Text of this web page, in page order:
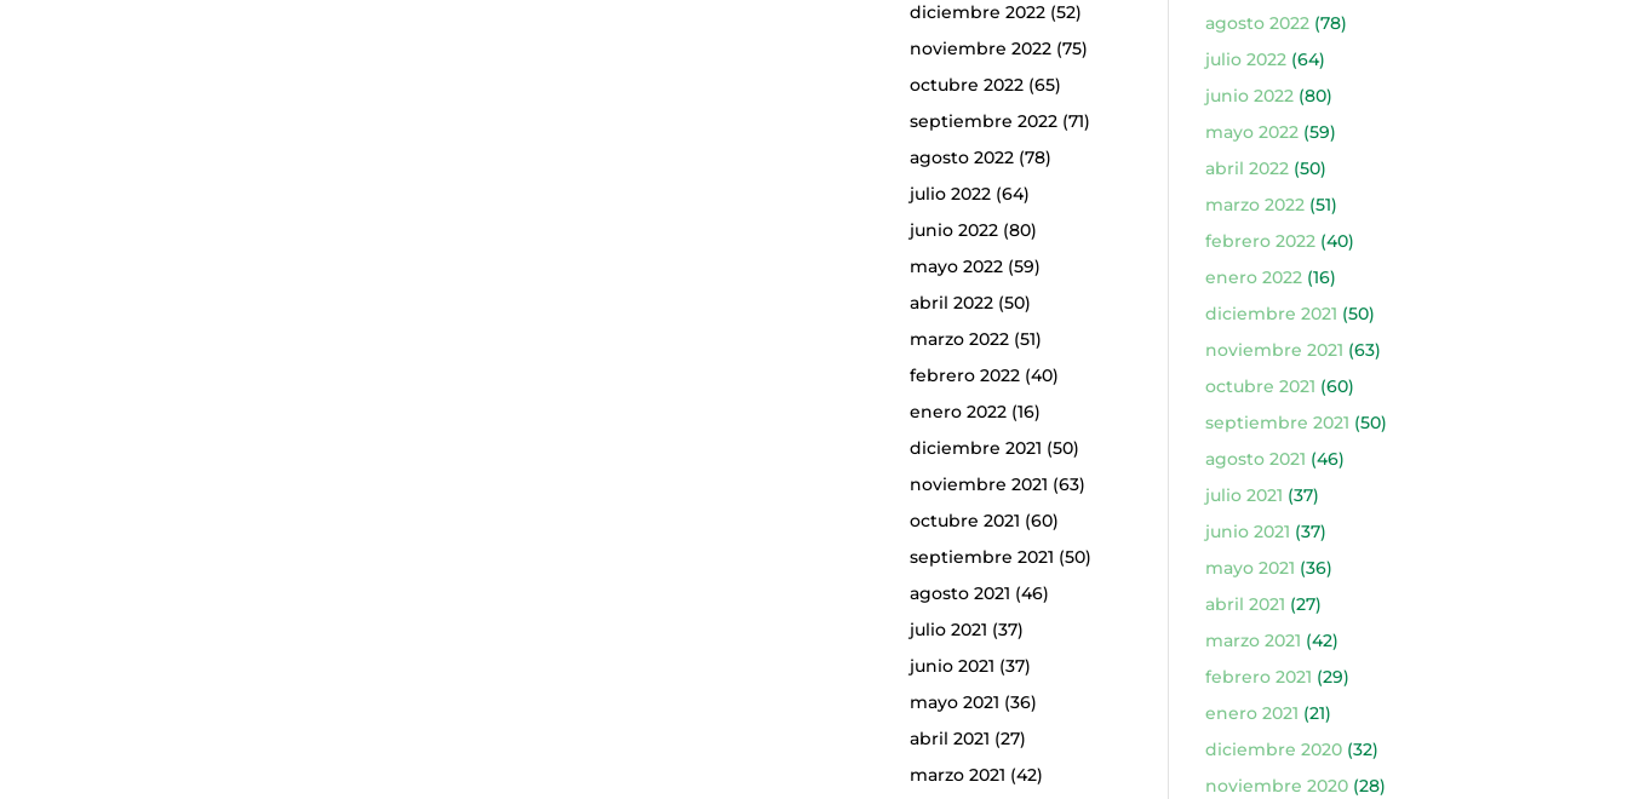
diciembre 2022 (52)
noviembre 2022 (75)
octubre 2022 (65)
septiembre 2022 (71)
agosto 2022 (78)
julio 2022 (64)
junio 2022 (80)
mayo 2022 (59)
abril 2022 (50)
marzo 2022 (51)
febrero 2022 (40)
enero 2022 (16)
diciembre 2021 (50)
noviembre 2021 (63)
octubre 2021 (60)
septiembre 2021 (50)
agosto 2021 (46)
julio 2021 (37)
junio 2021 (37)
mayo 2021 (36)
abril 2021 (27)
marzo 2021 (42)
agosto 2022(78)
julio 2022(64)
junio 2022(80)
mayo 2022(59)
abril 2022(50)
marzo 2022(51)
febrero 2022(40)
enero 2022(16)
diciembre 2021 (50)
noviembre 2021 (63)
octubre 2021 (60)
septiembre 2021 (50)
agosto 2021 (46)
julio 2021 (37)
junio 2021 (37)
mayo 2021 (36)
abril 2021 (27)
marzo 2021 (42)
febrero 2021 (29)
enero 2021 (21)
diciembre 2020(32)
noviembre 2020(28)